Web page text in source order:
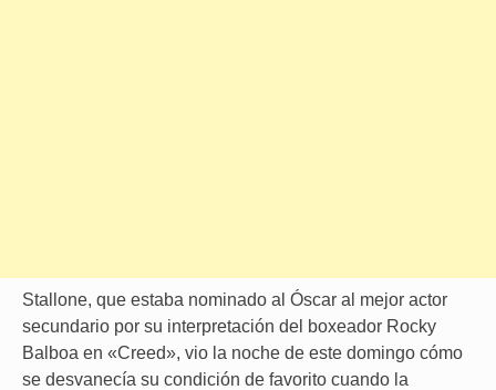
Stallone, que estaba nominado al Óscar al mejor actor
secundario por su interpretación del boxeador Rocky
Balboa en «Creed», vio la noche de este domingo cómo
se desvanecía su condición de favorito cuando la